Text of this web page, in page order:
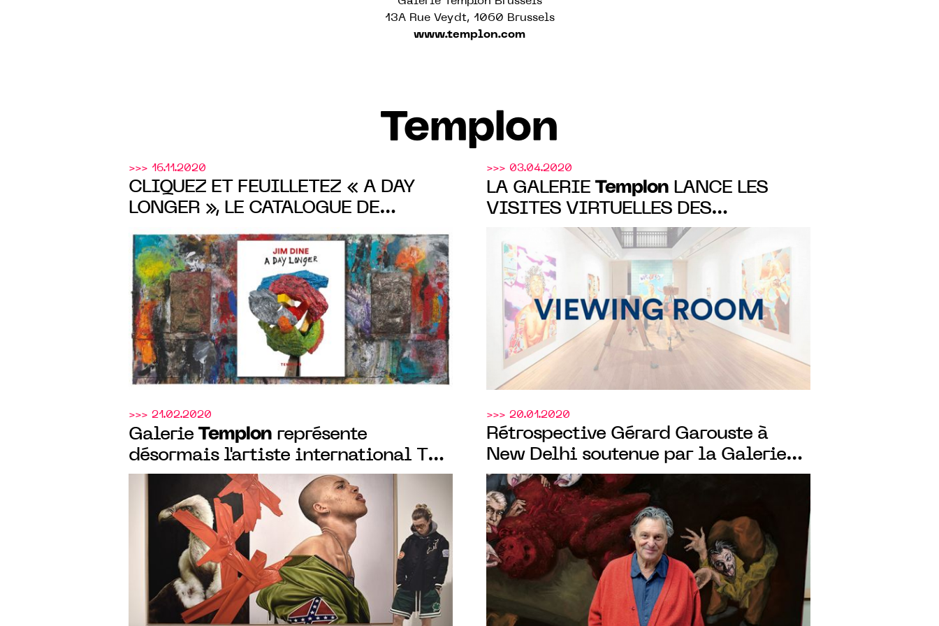
13A Rue Veydt, 1060 Brussels
www.templon.com
Templon
>>> 16.11.2020
CLIQUEZ ET FEUILLETEZ « A DAY
LONGER », LE CATALOGUE DE
L’EXPOSITION JIM DINE À LA galerie
Templon
>>> 03.04.2020
LA GALERIE Templon LANCE LES
VISITES VIRTUELLES DES
EXPOSITIONS JIM DINE, BILLIE
ZANGEWA ET NORBERT BISKY
>>> 21.02.2020
Galerie Templon représente
désormais l'artiste international THE
KID
>>> 20.01.2020
Rétrospective Gérard Garouste à
New Delhi soutenue par la Galerie
Templon